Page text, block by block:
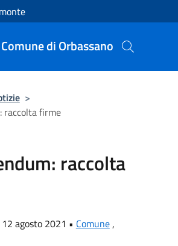
Comune di Orbassano
>
raccolta firme
raccolta
agosto 2021 • Comune,